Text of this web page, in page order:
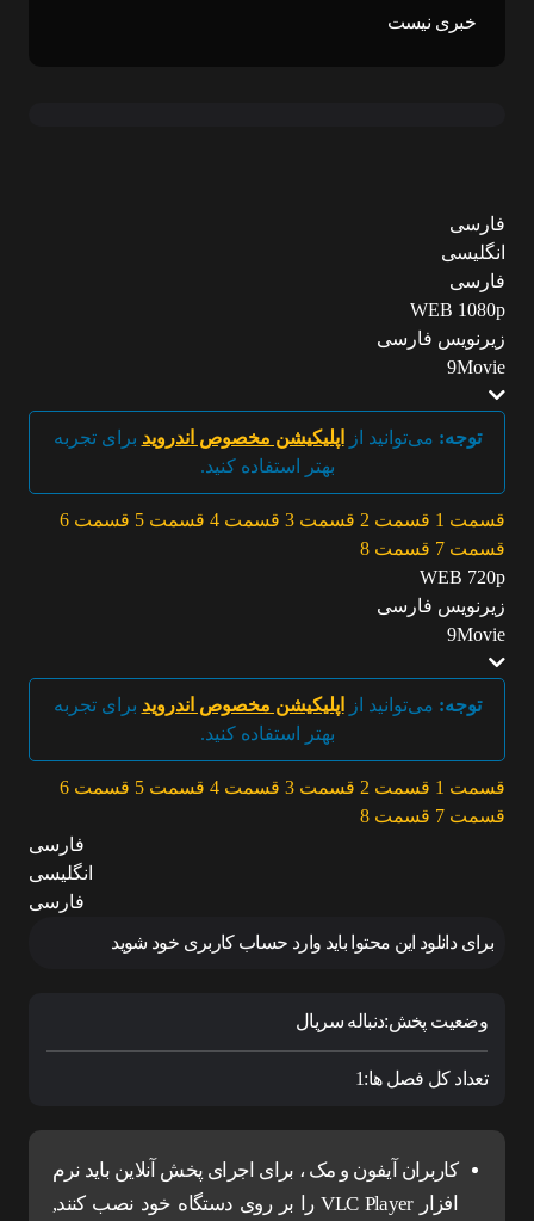
خبری نیست
فارسی
انگلیسی
فارسی
WEB 1080p
زیرنویس فارسی
9Movie
توجه: می‌توانید از اپلیکیشن مخصوص اندروید برای تجربه
بهتر استفاده کنید.
قسمت 1 قسمت 2 قسمت 3 قسمت 4 قسمت 5
قسمت 6
قسمت 7
قسمت 8
WEB 720p
زیرنویس فارسی
9Movie
توجه: می‌توانید از اپلیکیشن مخصوص اندروید برای تجربه
بهتر استفاده کنید.
قسمت 1 قسمت 2 قسمت 3 قسمت 4 قسمت 5
قسمت 6
قسمت 7
قسمت 8
فارسی
انگلیسی
فارسی
برای دانلود این محتوا باید وارد حساب کاربری خود شوید
وضعیت پخش:دنباله سریال
تعداد کل فصل ها:1
کاربران آیفون و مک ، برای اجرای پخش آنلاین باید نرم
افزار VLC Player را بر روی دستگاه خود نصب کنند,